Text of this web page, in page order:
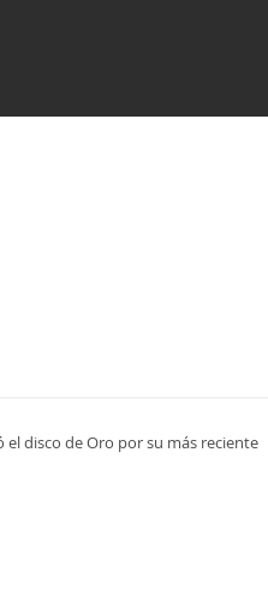
el disco de Oro por su más reciente